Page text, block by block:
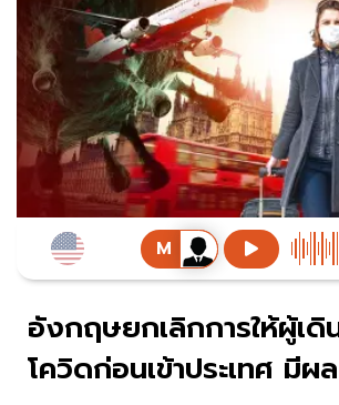
อังกฤษยกเลิกการให้ผู้เดิ
โควิดก่อนเข้าประเทศ มีผ